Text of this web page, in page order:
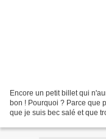
Encore un petit billet qui
bon ! Pourquoi ? Parce que
que je suis bec salé et que